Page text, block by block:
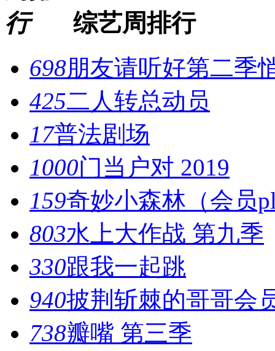
综艺周排行
698朋友请听好第二季
425二人转总动员
17普法剧场
1000门当户对 2019
159奇妙小森林（会员
803水上大作战 第九季
330跟我一起跳
940披荆斩棘的哥哥会
738瓣嘴 第三季